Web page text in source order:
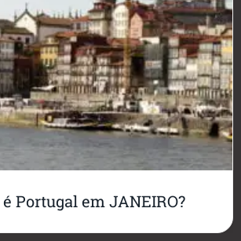
Portugal em JANEIRO?